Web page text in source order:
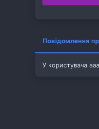
Повідомлення
У користувача